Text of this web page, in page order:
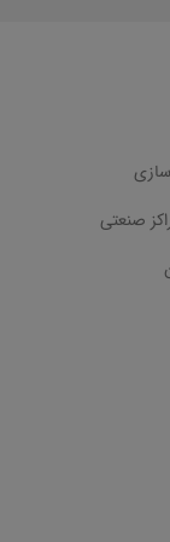
صنعتی